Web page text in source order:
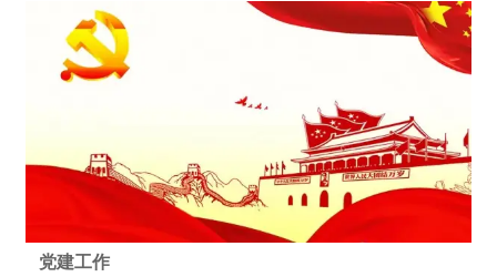
党建工作